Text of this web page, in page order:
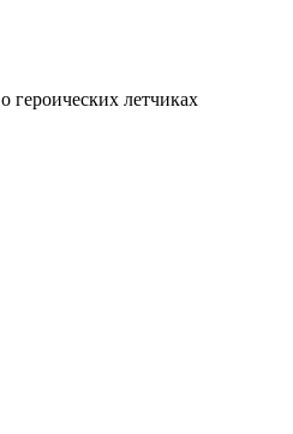
героических летчиках